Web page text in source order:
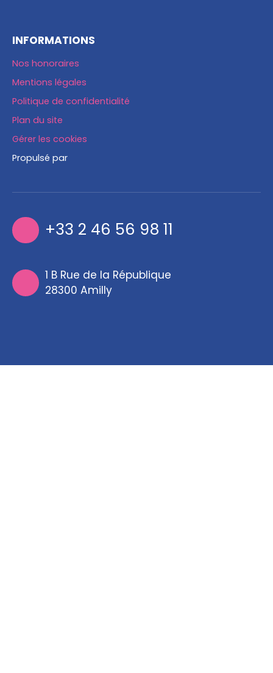
INFORMATIONS
Nos honoraires
Mentions légales
Politique de confidentialité
Plan du site
Gérer les cookies
Propulsé par
+33 2 46 56 98 11
1 B Rue de la République
28300 Amilly